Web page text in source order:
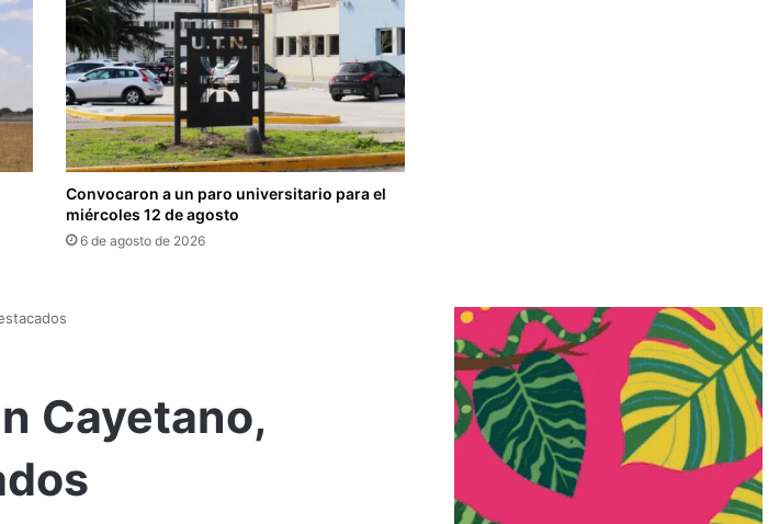
Convocaron a un paro universitario para el
miércoles 12 de agosto
6 de agosto de 2026